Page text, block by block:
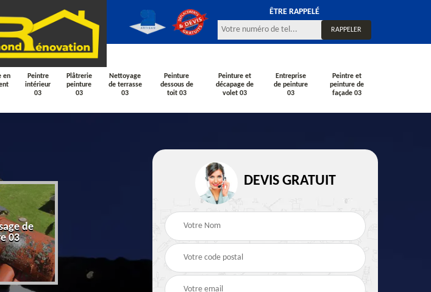
ÊTRE RAPPELÉ
en
Peintre
intérieur
03
Plâtrerie
peinture
03
Nettoyage
de terrasse
03
Peinture
dessous de
toit 03
Peinture et
décapage de
volet 03
Entreprise
de peinture
03
Peintre et
peinture de
façade 03
de
03
ravalement de façade
Rénovation de façade
03
Peintre en bâtiment
DEVIS GRATUIT